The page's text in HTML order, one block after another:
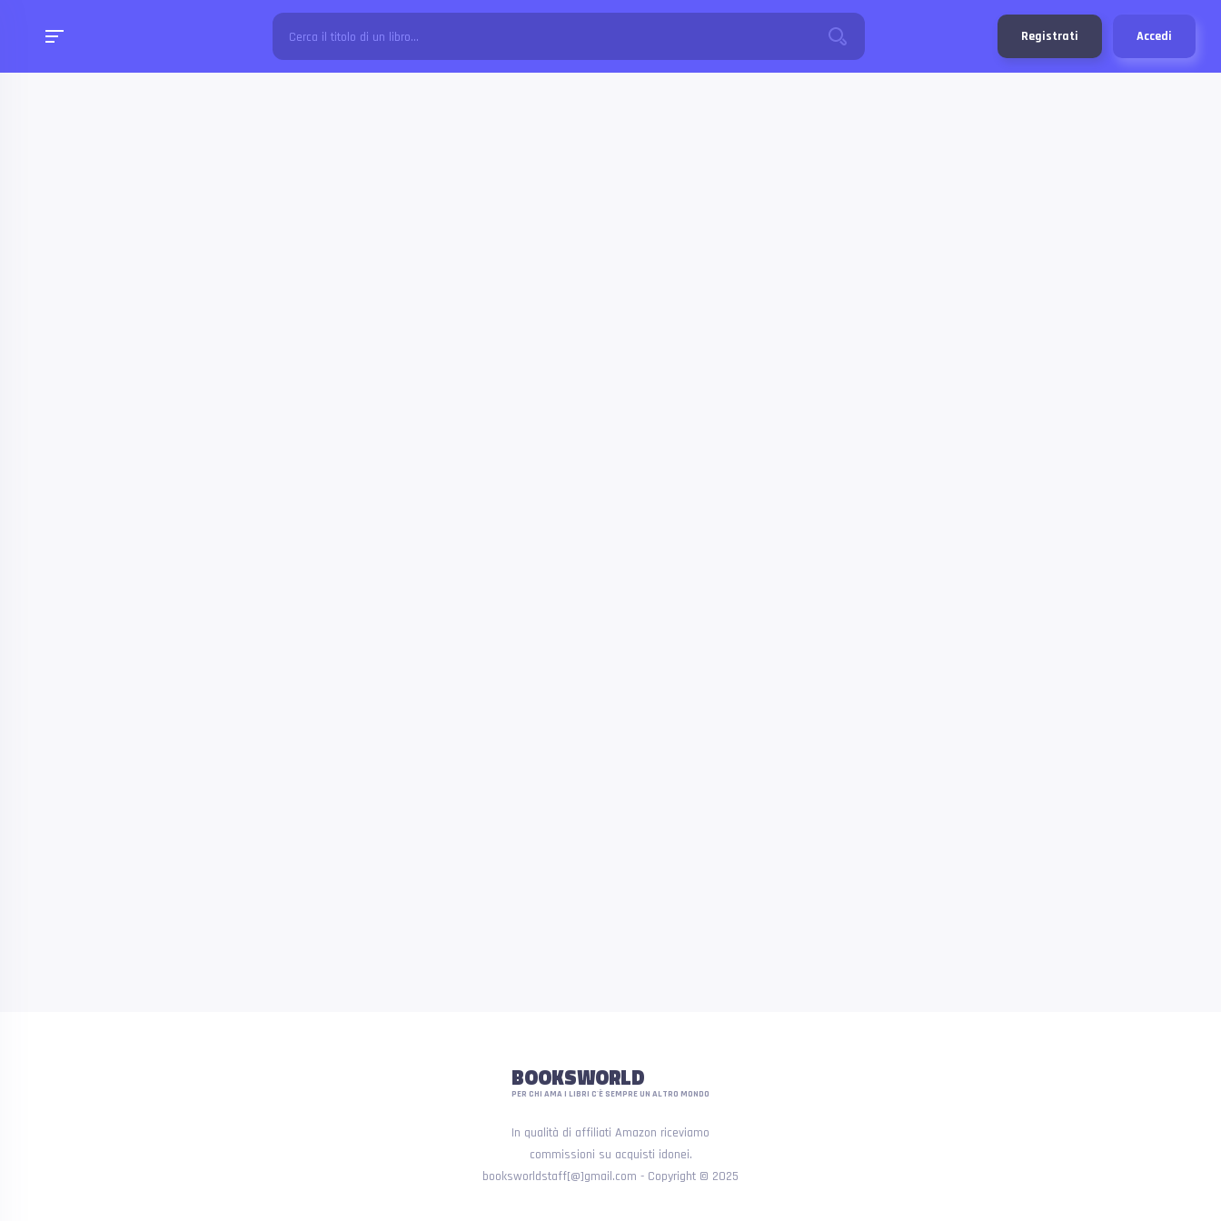
Registrati Accedi
BOOKSWORLD
PER CHI AMA I LIBRI C'È SEMPRE UN ALTRO MONDO
In qualità di affiliati Amazon riceviamo
commissioni su acquisti idonei.
booksworldstaff[@]gmail.com - Copyright © 2025